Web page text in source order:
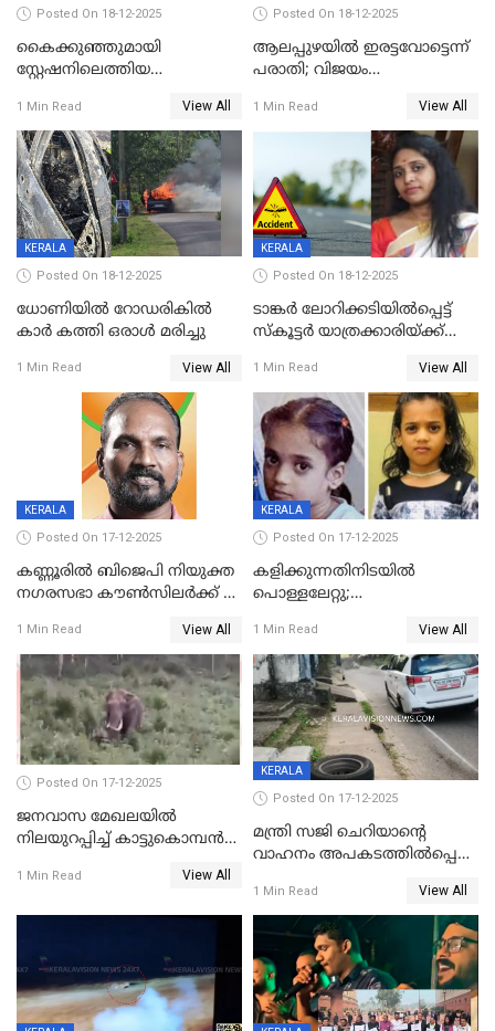
Posted On 18-12-2025
കൈക്കുഞ്ഞുമായി
സ്റ്റേഷനിലെത്തിയ
കരണത്തടിച്ചു; CC ടിവി
ദൃശ്യങ്ങൾ പുറത്ത്
1 Min Read View All
Posted On 18-12-2025
ആലപ്പുഴയിൽ ഇരട്ടവോട്ടെന്ന്
പരാതി; വിജയം
വാർഡിലെ എൽഡിഎഫ്
സ്ഥാനാർത്ഥി
1 Min Read View All
KERALA
Posted On 18-12-2025
ധോണിയിൽ റോഡരികിൽ
കാർ കത്തി ഒരാൾ മരിച്ചു
1 Min Read View All
KERALA
Posted On 18-12-2025
ടാങ്കർ ലോറിക്കടിയിൽപ്പെട്ട്
സ്കൂട്ടർ യാത്രക്കാരിയ്ക്ക്
കണ്ടോത്ത് ദേശീയ പാതയിൽ
1 Min Read View All
KERALA
Posted On 17-12-2025
കണ്ണൂരിൽ ബിജെപി നിയുക്ത
നഗരസഭാ കൗൺസിലർക്ക് 36
1 Min Read View All
KERALA
Posted On 17-12-2025
കളിക്കുന്നതിനിടയിൽ
പൊള്ളലേറ്റു;
ക്ലാസ് വിദ്യാർത്ഥിനി മരിച്ചു
1 Min Read View All
Posted On 17-12-2025
ജനവാസ മേഖലയില്‍
നിലയുറപ്പിച്ച് കാട്ടുകൊമ്പന്‍
1 Min Read View All
KERALA
Posted On 17-12-2025
മന്ത്രി സജി ചെറിയാന്റെ
വാഹനം അപകടത്തിൽപ്പെട്ടു;
രക്ഷപ്പെട്ടത് തലനാരിടയ്ക്ക്
1 Min Read View All